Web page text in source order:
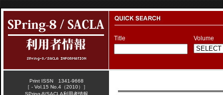
Title Volume
Print ISSN 1341-9668
［ - Vol.15 No.4（2010）］
SPring-8/SACLA利用者情報